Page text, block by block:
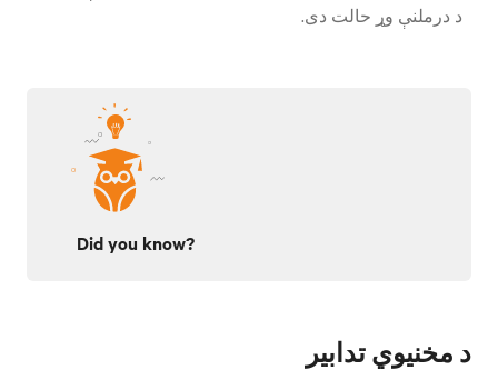
د درملنې وړ حالت دی.
Did you know?
د مخنیوي تدابیر